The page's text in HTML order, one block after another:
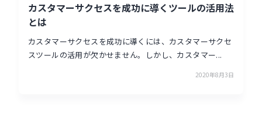
カスタマーサクセスを成功に導くツールの活用法
とは
カスタマーサクセスを成功に導くには、カスタマーサクセ
スツールの活用が欠かせません。しかし、カスタマー...
2020年8月3日